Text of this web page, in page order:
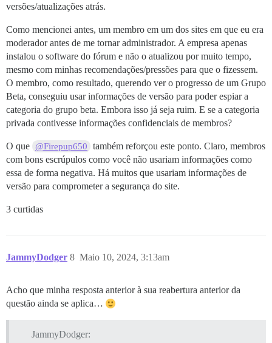
versões/atualizações atrás.
Como mencionei antes, um membro em um dos sites em que eu era
moderador antes de me tornar administrador. A empresa apenas
instalou o software do fórum e não o atualizou por muito tempo,
mesmo com minhas recomendações/pressões para que o fizessem.
O membro, como resultado, querendo ver o progresso de um Grupo
Beta, conseguiu usar informações de versão para poder espiar a
categoria do grupo beta. Embora isso já seja ruim. E se a categoria
privada contivesse informações confidenciais de membros?
O que @Firepup650
também reforçou este ponto. Claro, membros
com bons escrúpulos como você não usariam informações como
essa de forma negativa. Há muitos que usariam informações de
versão para comprometer a segurança do site.
3 curtidas
JammyDodger Maio 10, 2024, 3:13am
8
Acho que minha resposta anterior à sua reabertura anterior da
questão ainda se aplica…
JammyDodger: